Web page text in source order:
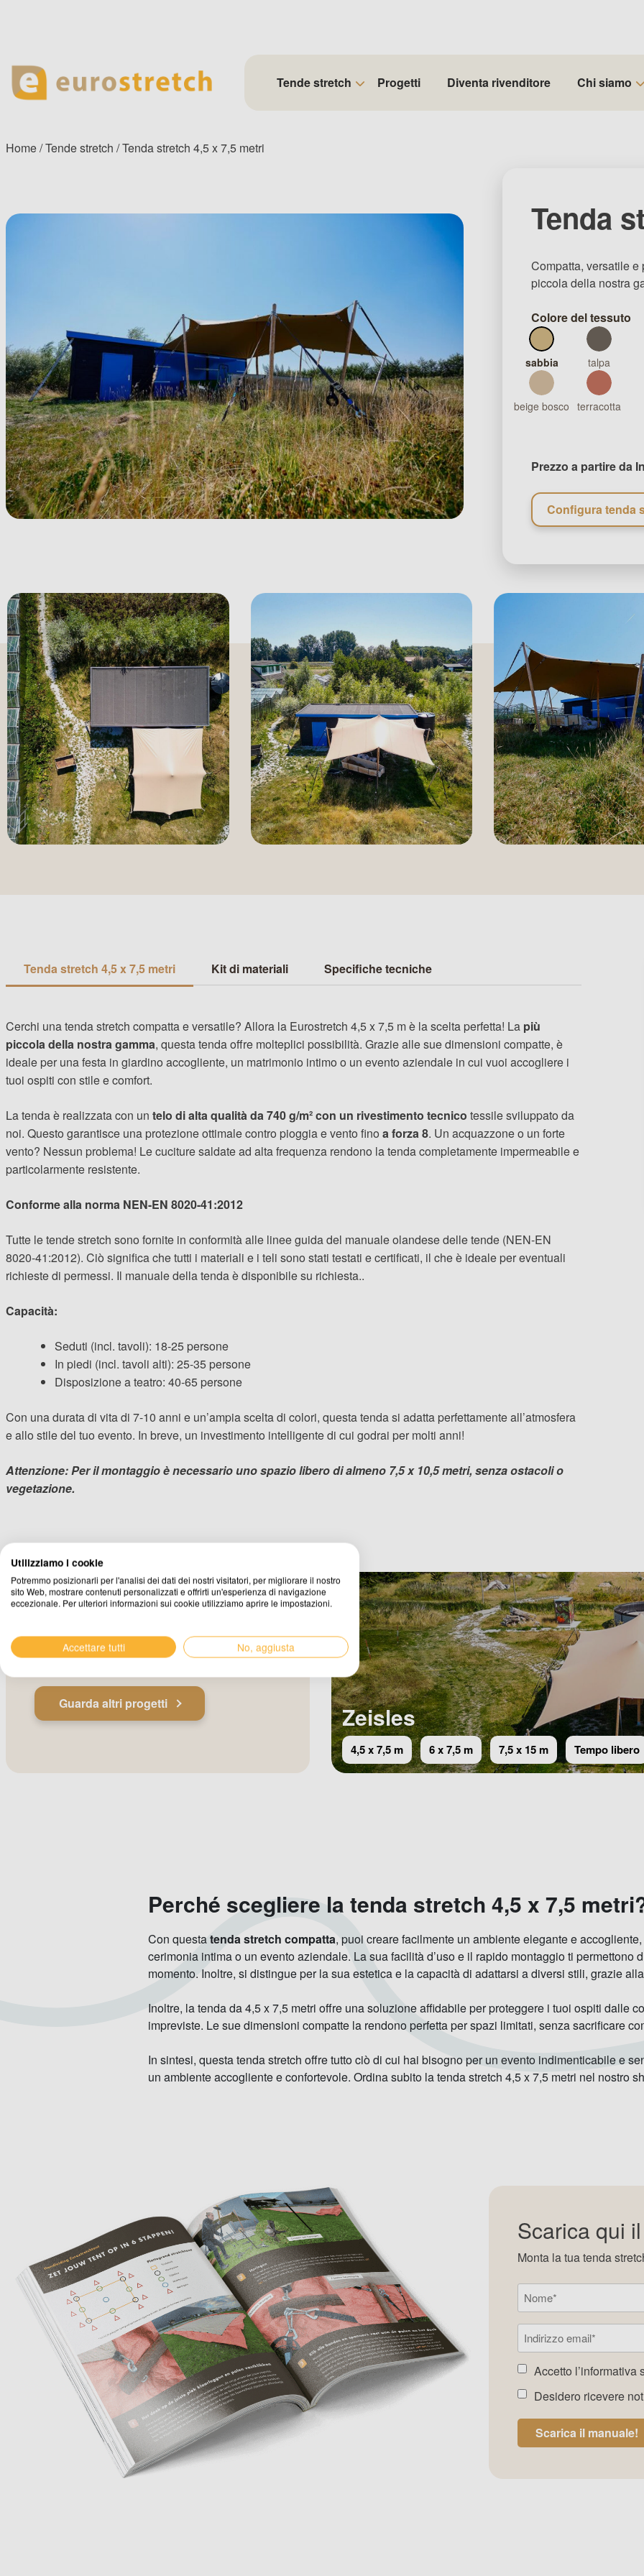
Tende stretch Progetti Diventa rivenditore Chi siamo
Home/Tende stretch / Tenda stretch 4,5 x 7,5 metri
Tenda
Compatta, versatile
piccola della nostra
Colore del tessuto
sabbia talpa
beige bosco terracotta
Prezzo a partire da
Configura tenda
Tenda stretch 4,5 x 7,5 metri Kit di materiali Specifiche tecniche
Cerchi una tenda stretch compatta e versatile? Allora la Eurostretch 4,5 x 7,5 m è la scelta perfetta! La più
piccola della nostra gamma, questa tenda offre molteplici possibilità. Grazie alle sue dimensioni compatte, è
ideale per una festa in giardino accogliente, un matrimonio intimo o un evento aziendale in cui vuoi accogliere i
tuoi ospiti con stile e comfort.
La tenda è realizzata con un telo di alta qualità da 740 g/m² con un rivestimento tecnico tessile sviluppato da
noi. Questo garantisce una protezione ottimale contro pioggia e vento fino a forza 8. Un acquazzone o un forte
vento? Nessun problema! Le cuciture saldate ad alta frequenza rendono la tenda completamente impermeabile e
particolarmente resistente.
Conforme alla norma NEN-EN 8020-41:2012
Tutte le tende stretch sono fornite in conformità alle linee guida del manuale olandese delle tende (NEN-EN
8020-41:2012). Ciò significa che tutti i materiali e i teli sono stati testati e certificati, il che è ideale per eventuali
richieste di permessi. Il manuale della tenda è disponibile su richiesta..
Capacità:
Seduti (incl. tavoli): 18-25 persone
In piedi (incl. tavoli alti): 25-35 persone
Disposizione a teatro: 40-65 persone
Con una durata di vita di 7-10 anni e un’ampia scelta di colori, questa tenda si adatta perfettamente all’atmosfera
e allo stile del tuo evento. In breve, un investimento intelligente di cui godrai per molti anni!
Attenzione: Per il montaggio è necessario uno spazio libero di almeno 7,5 x 10,5 metri, senza ostacoli o
vegetazione.
Scopri latenda stretch
4,5 x 7,5 metri in azione
Guarda altri progetti Zeisles
4,5 x 7,5 m 6 x 7,5 m 7,5 x 15 m Tempo libero
Perché scegliere la tenda stretch 4,5 x 7,5
Con questatenda stretch compatta, puoi creare facilmente un ambiente elegante e
cerimonia intima o un evento aziendale. La sua facilità d’uso e il rapido montaggio ti permettono
momento. Inoltre, si distingue per la sua estetica e la capacità di adattarsi a diversi stili, grazie
Inoltre, la tenda da 4,5 x 7,5 metri offre una soluzione affidabile per proteggere i tuoi ospiti dalle
impreviste. Le sue dimensioni compatte la rendono perfetta per spazi limitati, senza sacrificare
In sintesi, questa tenda stretch offre tutto ciò di cui hai bisogno per un evento indimenticabile e
un ambiente accogliente e confortevole. Ordina subito la tenda stretch 4,5 x 7,5 metri nel nostro
Scarica qui
Monta la tua tenda
Nome (Required)
Indirizzo
e-
mail (Required)
Accetto
la
newsletter
Accetto l’informativa
Accetto
newsletter
Desidero ricevere
Scarica il manuale!
Utilizziamo i cookie
Potremmo posizionarli per l'analisi dei dati dei nostri visitatori, per migliorare il nostro
sito Web, mostrare contenuti personalizzati e offrirti un'esperienza di navigazione
eccezionale. Per ulteriori informazioni sui cookie utilizziamo aprire le impostazioni.
Accettare tutti No, aggiusta